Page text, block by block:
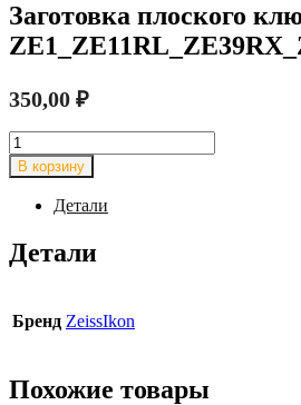
Заготовка плоского
350,00 ₽
Количество
товара
Заготовка
плоского
ключа
(импорт)
ZE1_ZE11RL_ZE39RX_ZEI33L
В корзину
Детали
Детали
Бренд ZeissIkon
Похожие товары